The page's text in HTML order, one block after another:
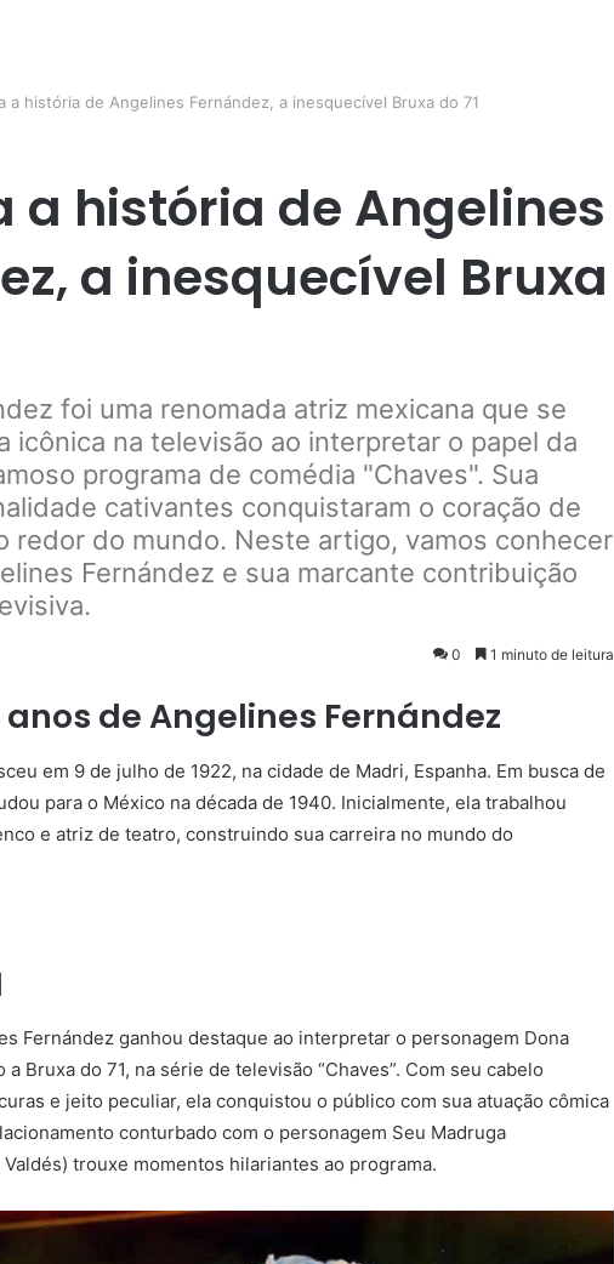
a história de Angelines Fernández, a inesquecível Bruxa do 71
a história de Angelines
a inesquecível Bruxa
foi uma renomada atriz mexicana que se
icônica na televisão ao interpretar o papel da
programa de comédia "Chaves". Sua
cativantes conquistaram o coração de
redor do mundo. Neste artigo, vamos conhecer
Fernández e sua marcante contribuição
0 1 minuto de leitura
de Angelines Fernández
em 9 de julho de 1922, na cidade de Madri, Espanha. Em busca de
para o México na década de 1940. Inicialmente, ela trabalhou
e atriz de teatro, construindo sua carreira no mundo do
Fernández ganhou destaque ao interpretar o personagem Dona
Bruxa do 71, na série de televisão “Chaves”. Com seu cabelo
e jeito peculiar, ela conquistou o público com sua atuação cômica
conturbado com o personagem Seu Madruga
trouxe momentos hilariantes ao programa.